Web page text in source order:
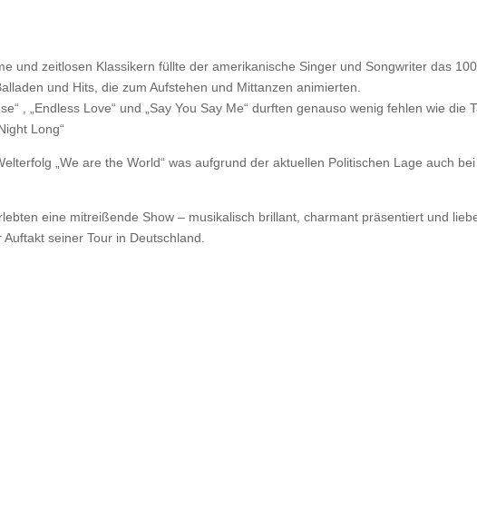
und zeitlosen Klassikern füllte der amerikanische Singer und Songwriter das
und Hits, die zum Aufstehen und Mittanzen animierten.
, „Endless Love“ und „Say You Say Me“ durften genauso wenig fehlen wie die
Long“
„We are the World“ was aufgrund der aktuellen Politischen Lage auch
eine mitreißende Show – musikalisch brillant, charmant präsentiert und
seiner Tour in Deutschland.